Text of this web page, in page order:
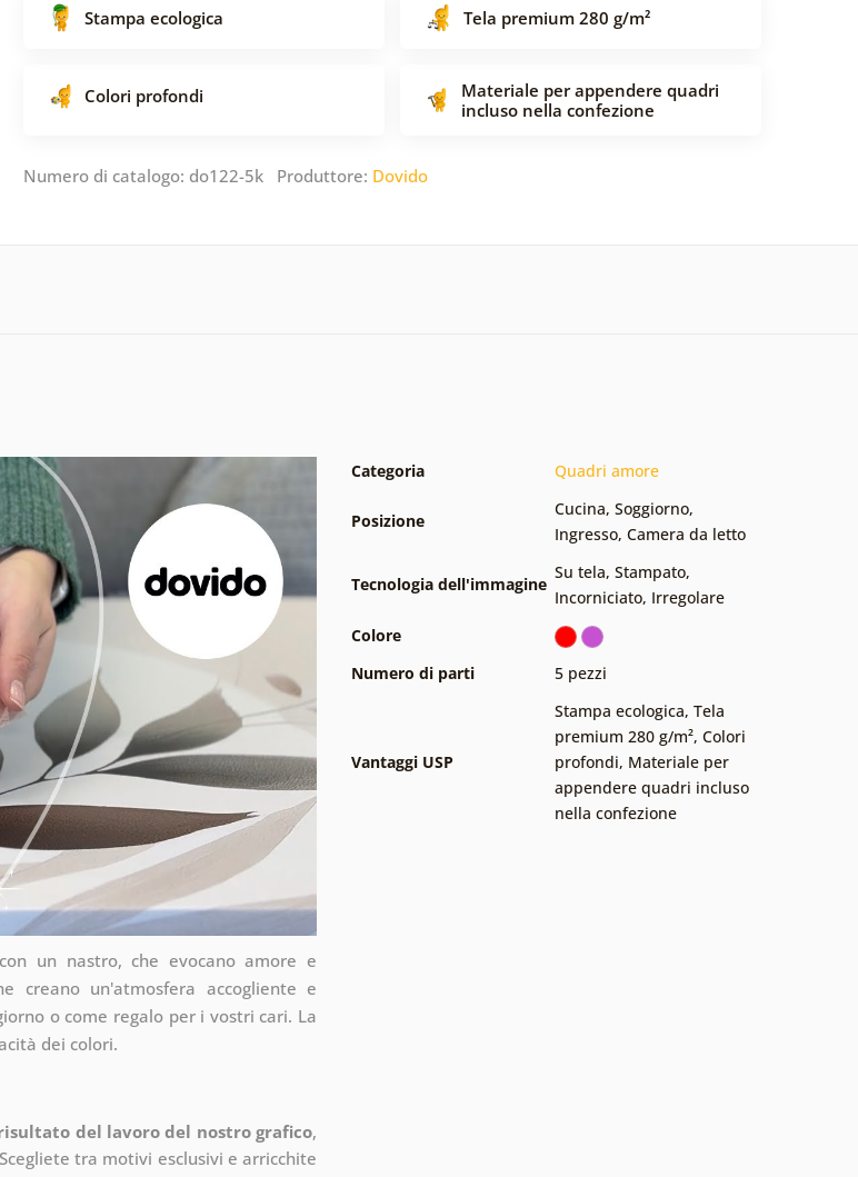
Stampa ecologica Tela premium 280 g/m²
Colori profondi
Materiale per appendere quadri
incluso nella confezione
Numero di catalogo: do122-5k Produttore: Dovido
un nastro, che evocano amore e
creano un'atmosfera accogliente e
o come regalo per i vostri cari. La
dei colori.
del lavoro del nostro grafico,
tra motivi esclusivi e arricchite
Categoria Quadri amore
Posizione
Cucina, Soggiorno,
Ingresso, Camera da letto
Tecnologia dell'immagine
Su tela, Stampato,
Incorniciato, Irregolare
Colore
Numero di parti
5 pezzi
Vantaggi USP
Stampa ecologica, Tela
premium 280 g/m², Colori
profondi, Materiale per
appendere quadri incluso
nella confezione